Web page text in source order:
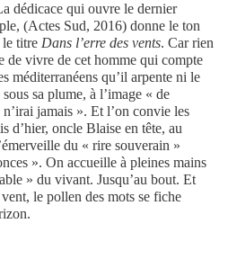
dédicace qui ouvre le dernier
(Actes Sud, 2016) donne le ton
le titre Dans l’erre des vents. Car rien
de vivre de cet homme qui compte
méditerranéens qu’il arpente ni le
sa plume, à l’image « de
jamais ». Et l’on convie les
d’hier, oncle Blaise en tête, au
du « rire souverain »
». On accueille à pleines mains
» du vivant. Jusqu’au bout. Et
le pollen des mots se fiche